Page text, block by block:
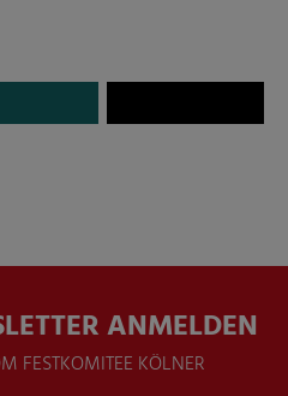
ANMELDEN
FESTKOMITEE KÖLNER